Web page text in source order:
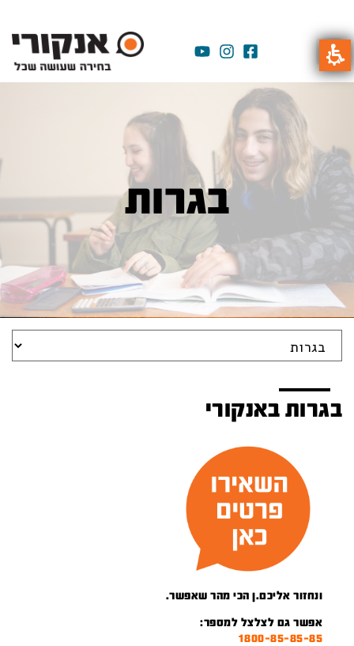
בגרות
בגרות באנקורי
ונחזור אליכם.ן הכי מהר שאפשר.
אפשר גם לצלצל למספר:
1800-85-85-85